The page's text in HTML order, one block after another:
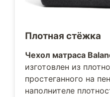
Плотная стёжка
Чехол матраса
изготовлен из
простеганного на
наполнителе